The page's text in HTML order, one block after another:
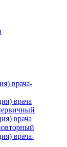
врача-
врача
врача
врача-